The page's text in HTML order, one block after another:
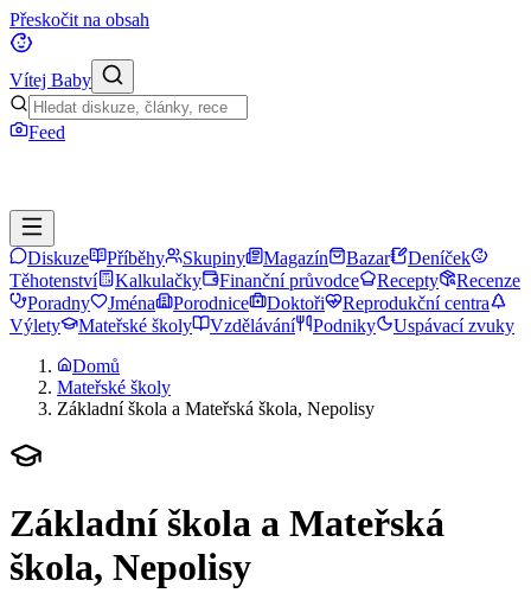
Přeskočit na obsah
Vítej Baby
Feed
Diskuze Příběhy Skupiny Magazín Bazar
Deníček
Těhotenství
Kalkulačky Finanční průvodce Recepty
Recenze
Poradny
Jména Porodnice Doktoři
Reprodukční centra
Výlety
Mateřské školy Vzdělávání Podniky
Uspávací zvuky
Domů
Mateřské školy
Základní škola a Mateřská škola, Nepolisy
Základní škola a Mateřská
škola, Nepolisy